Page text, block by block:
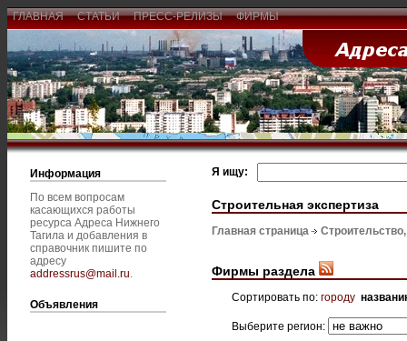
ГЛАВНАЯ СТАТЬИ ПРЕСС-РЕЛИЗЫ ФИРМЫ
Информация
По всем вопросам
касающихся работы
ресурса Адреса Нижнего
Тагила и добавления в
справочник пишите по
адресу
addressrus@mail.ru.
Объявления
Я ищу:
Строительная экспертиза
Главная страница
Фирмы раздела
Сортировать по: городу
Выберите регион: